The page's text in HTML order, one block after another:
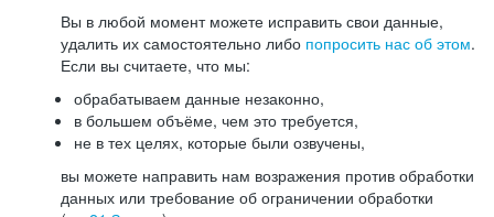
Вы в любой момент можете исправить свои данные,
удалить их самостоятельно либо попросить нас об этом.
Если вы считаете, что мы:
обрабатываем данные незаконно,
в большем объёме, чем это требуется,
не в тех целях, которые были озвучены,
вы можете направить нам возражения против обработки
данных или требование об ограничении обработки